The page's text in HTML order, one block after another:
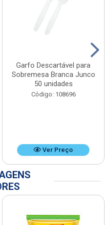
Garfo Descartável para
Sobremesa Branca Junco
50 unidades
Código: 108696
Ver Preço